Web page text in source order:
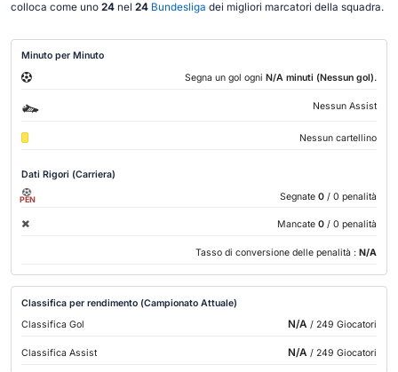
colloca come uno 24nel 24 Bundesliga dei migliori marcatori della squadra.
Minuto per Minuto
Segna un gol ogni N/A minuti (Nessun gol).
Nessun Assist
Nessun cartellino
Dati Rigori (Carriera)
PEN Segnate 0 / 0 penalità
Mancate 0 / 0 penalità
Tasso di conversione delle penalità : N/A
Classifica per rendimento (Campionato Attuale)
Classifica Gol
N/A / 249 Giocatori
Classifica Assist N/A / 249 Giocatori